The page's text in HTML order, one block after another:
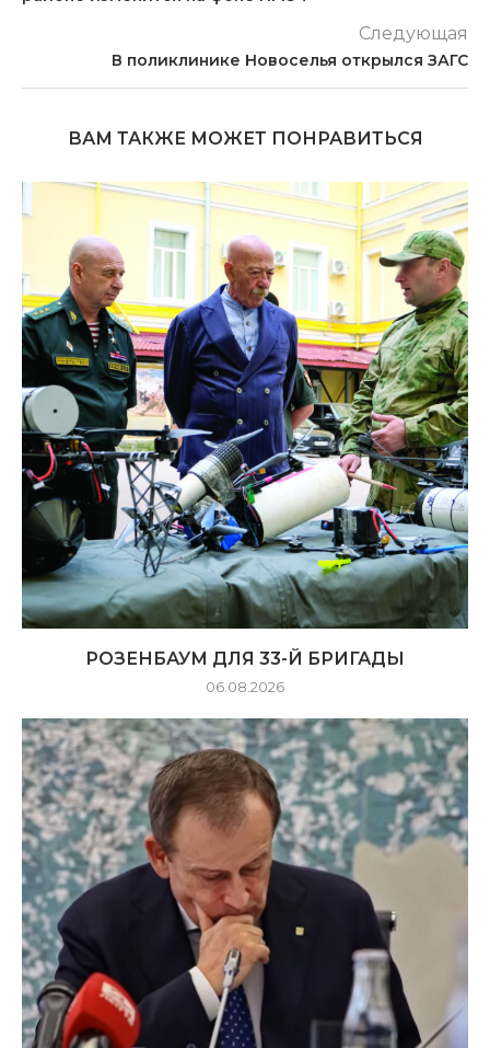
Следующая
В поликлинике Новоселья открылся ЗАГС
ВАМ ТАКЖЕ МОЖЕТ ПОНРАВИТЬСЯ
РОЗЕНБАУМ ДЛЯ 33-Й БРИГАДЫ
06.08.2026